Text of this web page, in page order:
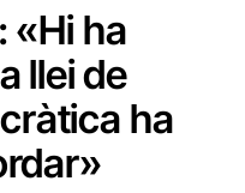
«Hi ha
llei de
ha